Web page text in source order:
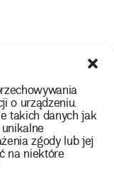
o urządzeniu.
takich danych jak
zgody lub jej
na niektóre